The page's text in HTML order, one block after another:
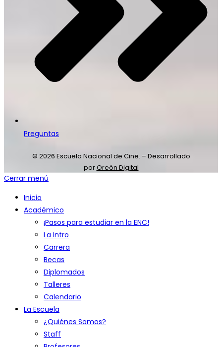
Preguntas
© 2026 Escuela Nacional de Cine. – Desarrollado
porOreón Digital
Cerrar menú
Inicio
Académico
¡Pasos para estudiar en la ENC!
La Intro
Carrera
Becas
Diplomados
Talleres
Calendario
La Escuela
¿Quiénes Somos?
Staff